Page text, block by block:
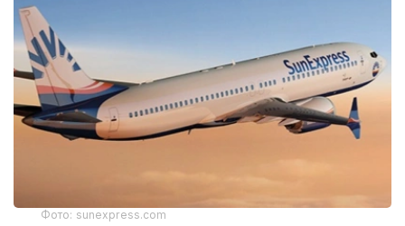
Фото: sunexpress.com